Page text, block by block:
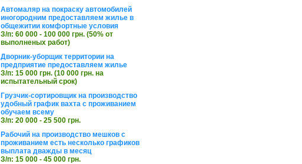
Автомаляр на покраску автомобилей
иногородним предоставляем жилье в
общежитии комфортные условия
З/п: 60 000 - 100 000 грн. (50% от
выполненых работ)
Дворник-уборщик территории на
предприятие предоставляем жилье
З/п: 15 000 грн. (10 000 грн. на
испытательный срок)
Грузчик-сортировщик на производство
удобный график вахта с проживанием
обучаем всему
З/п: 20 000 - 25 500 грн.
Рабочий на производство мешков с
проживанием есть несколько графиков
выплата дважды в месяц
З/п: 15 000 - 45 000 грн.